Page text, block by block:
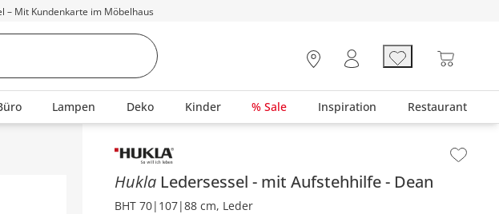
– Mit Kundenkarte im Möbelhaus
Lampen Deko Kinder % Sale Inspiration Restaurant
Inhalt der Seitenleiste überspringen - Zum Seitenende
Hukla Ledersessel mit Aufstehhilfe Dean
BHT 70|107|88 cm, Leder